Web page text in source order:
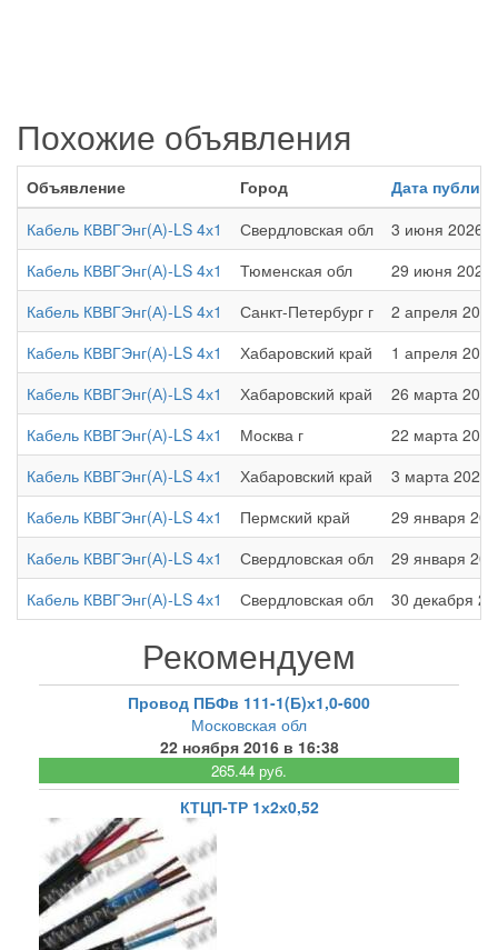
Похожие объявления
Объявление Город
Дата
Кабель КВВГЭнг(А)-LS 4х1
Свердловская обл
3 июня 2026
Кабель КВВГЭнг(А)-LS 4х1
Тюменская обл
29 июня 2025
Кабель КВВГЭнг(А)-LS 4х1
Санкт-Петербург г
2 апреля
Кабель КВВГЭнг(А)-LS 4х1
Хабаровский край
1 апреля
Кабель КВВГЭнг(А)-LS 4х1
Хабаровский край
26 марта
Кабель КВВГЭнг(А)-LS 4х1
Москва г
22 марта
Кабель КВВГЭнг(А)-LS 4х1
Хабаровский край
3 марта 2022
Кабель КВВГЭнг(А)-LS 4х1
Пермский край
29 января
Кабель КВВГЭнг(А)-LS 4х1
Свердловская обл
29 января
Кабель КВВГЭнг(А)-LS 4х1
Свердловская обл 30 декабря
Рекомендуем
Провод ПБФв 111-1(Б)х1,0-600
Московская обл
22 ноября 2016 в 16:38
265.44 руб.
КТЦП-ТР 1х2х0,52